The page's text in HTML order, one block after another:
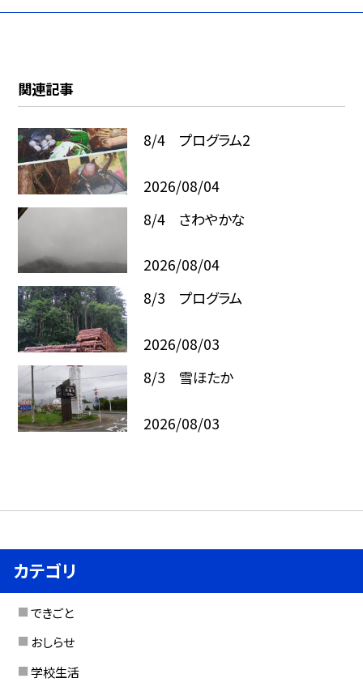
関連記事
8/4 プログラム2
2026/08/04
8/4 さわやかな
2026/08/04
8/3 プログラム
2026/08/03
8/3 雪ほたか
2026/08/03
カテゴリ
できごと
おしらせ
学校生活